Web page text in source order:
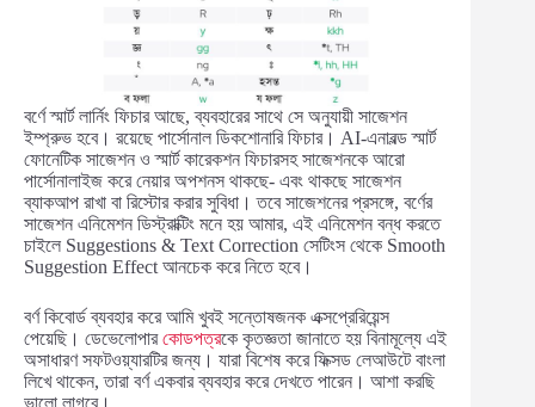
বর্ণে স্মার্ট লার্নিং ফিচার আছে, ব্যবহারের সাথে সে অনুযায়ী সাজেশন
ইম্প্রুভ হবে। রয়েছে পার্সোনাল ডিকশোনারি ফিচার। AI-এনাবল্ড স্মার্ট
ফোনেটিক সাজেশন ও স্মার্ট কারেকশন ফিচারসহ সাজেশনকে আরো
পার্সোনালাইজ করে নেয়ার অপশনস থাকছে- এবং থাকছে সাজেশন
ব্যাকআপ রাখা বা রিস্টোর করার সুবিধা। তবে সাজেশনের প্রসঙ্গে, বর্ণের
সাজেশন এনিমেশন ডিস্ট্রাক্টিং মনে হয় আমার, এই এনিমেশন বন্ধ করতে
চাইলে Suggestions & Text Correction সেটিংস থেকে Smooth
Suggestion Effect আনচেক করে নিতে হবে।
বর্ণ কিবোর্ড ব্যবহার করে আমি খুবই সন্তোষজনক এক্সপ্রেরিয়েন্স
পেয়েছি। ডেভেলোপারকোডপত্রকে কৃতজ্ঞতা জানাতে হয় বিনামূল্যে এই
অসাধারণ সফটওয়্যারটির জন্য। যারা বিশেষ করে ফিক্সড লেআউটে বাংলা
লিখে থাকেন, তারা বর্ণ একবার ব্যবহার করে দেখতে পারেন। আশা করছি
ভালো লাগবে।